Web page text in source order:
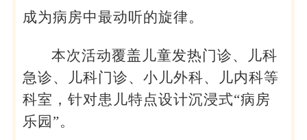
成为病房中最动听的旋律。
本次活动覆盖儿童发热门诊、儿科
急诊、儿科门诊、小儿外科、儿内科等
科室，针对患儿特点设计沉浸式“病房
乐园”。